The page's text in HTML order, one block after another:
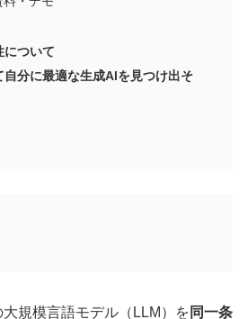
ついて
分に最適な生成AIを見つけ出そ
規模言語モデル（LLM）を 同一条